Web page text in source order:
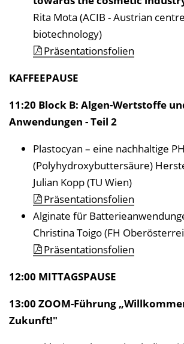
Rita Mota (ACIB - Austrian
biotechnology)
Präsentationsfolien
KAFFEEPAUSE
11:20 Block B: Algen-Wertstoffe
Anwendungen - Teil 2
Plastocyan – eine nachhaltige
(Polyhydroxybuttersäure)
Julian Kopp (TU Wien)
Präsentationsfolien
Alginate für
Christina Toigo (FH
Präsentationsfolien
12:00 MITTAGSPAUSE
13:00 ZOOM-Führung
Zukunft!"